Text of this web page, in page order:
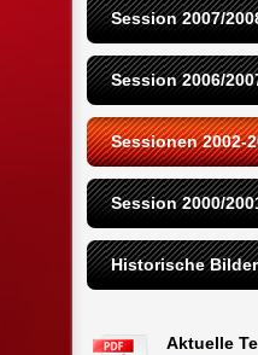
Session 2007/
Session 2006/
Sessionen 2002-
Session 2000/
Historische Bilder
Aktuelle